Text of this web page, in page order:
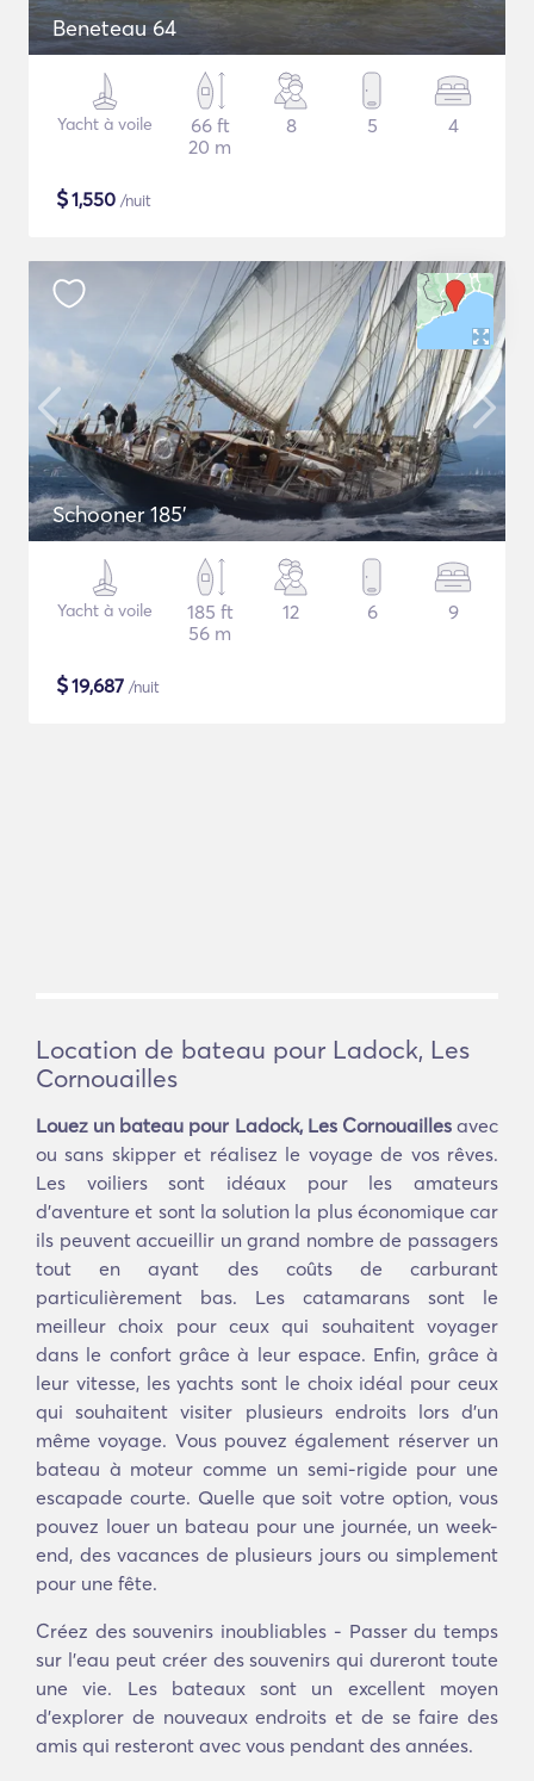
Beneteau 64
Yacht à voile
66 ft
20 m
8 5 4
$1,550 /nuit
Schooner 185'
Yacht à voile
185 ft
56 m
12 6 9
$19,687 /nuit
Location de bateau pour Ladock, Les
Cornouailles
Louez un bateau pour Ladock, Les Cornouaillesavec
ou sans skipper et réalisez le voyage de vos rêves.
Les voiliers sont idéaux pour les amateurs
d'aventure et sont la solution la plus économique car
ils peuvent accueillir un grand nombre de passagers
tout en ayant des coûts de carburant
particulièrement bas. Les catamarans sont le
meilleur choix pour ceux qui souhaitent voyager
dans le confort grâce à leur espace. Enfin, grâce à
leur vitesse, les yachts sont le choix idéal pour ceux
qui souhaitent visiter plusieurs endroits lors d'un
même voyage. Vous pouvez également réserver un
bateau à moteur comme un semi-rigide pour une
escapade courte. Quelle que soit votre option, vous
pouvez louer un bateau pour une journée, un week-
end, des vacances de plusieurs jours ou simplement
pour une fête.
Créez des souvenirs inoubliables - Passer du temps
sur l'eau peut créer des souvenirs qui dureront toute
une vie. Les bateaux sont un excellent moyen
d'explorer de nouveaux endroits et de se faire des
amis qui resteront avec vous pendant des années.